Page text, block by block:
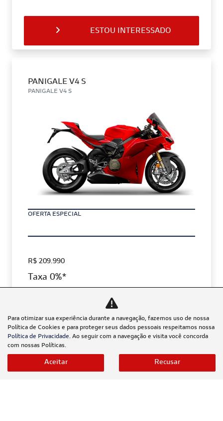
ESTOU INTERESSADO
PANIGALE V4 S
PANIGALE V4 S
OFERTA ESPECIAL
R$ 209.990
Taxa 0%*
ESTOU INTERESSADO
Para otimizar sua experiência durante a navegação, fazemos uso de nossa
Política de Cookies e para proteger seus dados pessoais respeitamos nossa
Política de Privacidade. Ao seguir com a navegação e visita você concorda
com nossas Políticas.
Aceitar Recusar